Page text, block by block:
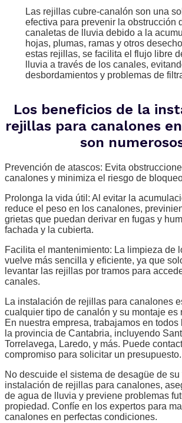
Las rejillas cubre-canalón son una
efectiva para prevenir la obstrucción
canaletas de lluvia debido a la
hojas, plumas, ramas y otros
estas rejillas, se facilita el flujo libre
lluvia a través de los canales,
desbordamientos y problemas de
Los beneficios de la
rejillas para canalones
son
Prevención de atascos: Evita
canalones y minimiza el riesgo de
Prolonga la vida útil: Al evitar la
reduce el peso en los canalones,
grietas que puedan derivar en fugas y
fachada y la cubierta.
Facilita el mantenimiento: La limpieza de
vuelve más sencilla y eficiente, ya que
levantar las rejillas por tramos para
canales.
La instalación de rejillas para canalones
cualquier tipo de canalón y su montaje es
En nuestra empresa, trabajamos en
la provincia de Cantabria, incluyendo
Torrelavega, Laredo, y más. Puede
compromiso para solicitar un presupuesto.
No descuide el sistema de desagüe de
instalación de rejillas para canalones,
de agua de lluvia y previene problemas
propiedad. Confíe en los expertos para
canalones en perfectas condiciones.